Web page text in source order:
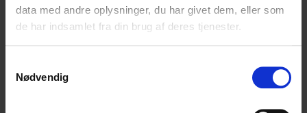
data med andre oplysninger, du har givet dem, eller som
de har indsamlet fra din brug af deres tjenester.
Nødvendig
har nemlig fået en ny studentermedhjælper, Alberte.
Alberte læser til dagligt på kandidaten på Arkitektur og
Vi glæder os til at lære hende bedre at kende over den